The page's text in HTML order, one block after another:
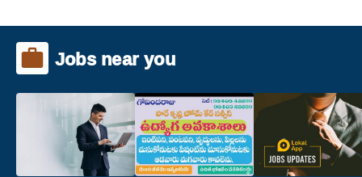
Jobs near you